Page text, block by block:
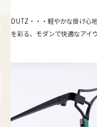
DUTZ・・・軽やかな掛け心
を彩る、モダンで快適なアイ